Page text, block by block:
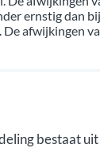
ernstig dan
afwijkingen
bestaat